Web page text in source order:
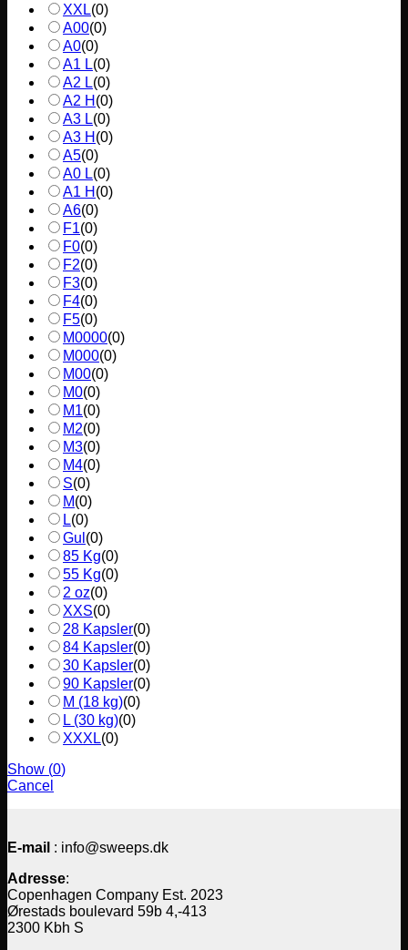
XXL(0)
A00(0)
A0(0)
A1 L(0)
A2 L(0)
A2 H (0)
A3 L(0)
A3 H (0)
A5(0)
A0 L(0)
A1 H (0)
A6(0)
F1(0)
F0(0)
F2(0)
F3(0)
F4(0)
F5(0)
M0000(0)
M000(0)
M00(0)
M0(0)
M1(0)
M2(0)
M3(0)
M4(0)
S(0)
M(0)
L(0)
Gul (0)
85 Kg(0)
55 Kg(0)
2 oz(0)
XXS(0)
28 Kapsler(0)
84 Kapsler(0)
30 Kapsler(0)
90 Kapsler(0)
M (18 kg)(0)
L (30 kg)(0)
XXXL(0)
Show (0)
Cancel
E-mail : info@sweeps.dk
Adresse:
Copenhagen Company Est. 2023
Ørestads boulevard 59b 4,-413
2300 Kbh S